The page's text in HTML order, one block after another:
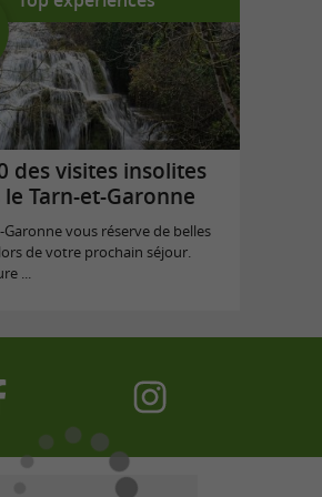
des visites insolites
le Tarn-et-Garonne
Garonne vous réserve de belles
de votre prochain séjour.
...